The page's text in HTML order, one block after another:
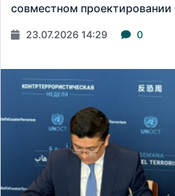
совместном проектировании
23.07.2026 14:29 0